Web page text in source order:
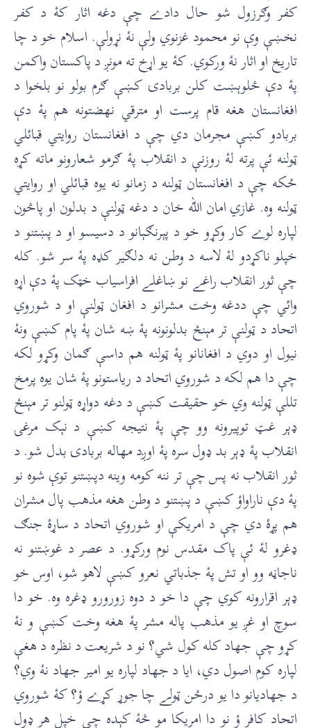
کفر وګرزول شو حال دادے چې دغه اثار کۀ د کفر
نخښې وې نو محمود غزنوي ولې نۀ نړولې. اسلام خو د چا
تاريخ او اثار نۀ ورکوي. کۀ يو اړخ ته مونږ د پاکستان واکمن
پۀ دې څلوېښت کلن بربادۍ کښې ګرم بولو نو بلخوا د
افغانستان هغه قام پرست او مترقي نهضتونه هم پۀ دې
بربادو کښې مجرمان دي چې د افغانستان روايتي قبائلي
ټولنه ئې پرته لۀ روزنې د انقلاب پۀ ګرمو شعارونو ماته کړه
ځکه چې د افغانستان ټولنه د زمانو نه يوه قبائلي او روايتي
ټولنه وه. غازي امان الله خان د دغه ټولنې د بدلون او پاڅون
لپاره لوے کار وکړو خو د پېرنګېانو د دسيسو او د پښتنو د
خپلو ناکړدو لۀ لاسه د وطن نه دلګير کډه پۀ سر شو. کله
چې ثور انقلاب راغے نو ښاغلے افراسياب خټک پۀ دې اړه
وائي چې ددغه وخت مشرانو د افغان ټولنې او د شوروي
اتحاد د ټولنې تر مېنځ بدلونونه پۀ ښه شان پۀ پام کښې ونۀ
نيول او دوي د افغانانو پۀ ټولنه هم داسې ګمان وکړو لکه
چې دا هم لکه د شوروي اتحاد د ریاستونو پۀ شان يوه پرمخ
تللې ټولنه وي خو حقيقت کښې د دغه دواړه ټولنو تر مېنځ
ډېر غټ توپیرونه وو چې پۀ نتيجه کښې د نېک مرغۍ
انقلاب پۀ ډېر بد ډول سره پۀ اوږد مهاله بربادۍ بدل شو. د
ثور انقلاب نه پس چې تر ننه کومه وينه دپښتنو توې شوه نو
پۀ دې ناراواؤ کښې د پښتنو د وطن هغه مذهب پال مشران
هم پړۀ دي چې د امريکې او شوروي اتحاد د ساړۀ جنګ
ډغرو لۀ ئې پاک مقدس نوم ورکړو. د عصر د غوښتنو نه
ناجاڼه وو او تش پۀ جذباتي نعرو کښې لاهو شو، اوس خو
ډېر اقرارونه کوي چې دا خو د دوه زورورو ډغره وه. خو دا
سوچ او غږ يو مذهب پاله مشر پۀ هغه وخت کښې و نۀ
کړو چې جهاد کله کول شي؟ نو د شريعت د نظره د هغې
لپاره کوم اصول دي، ایا د جهاد لپاره يو امير جهاد نۀ وي؟
د جهاديانو دا يو درځن ټولے چا جوړ کړے ؤ؟ کۀ شوروي
اتحاد کافر ؤ نو دا امريکا مو څۀ کېده چې خپل هر ډول